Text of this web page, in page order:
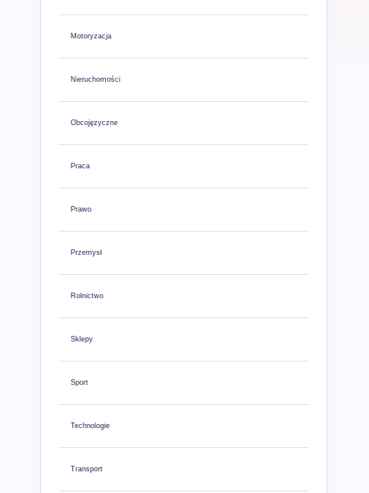
Motoryzacja
Nieruchomości
Obcojęzyczne
Praca
Prawo
Przemysł
Rolnictwo
Sklepy
Sport
Technologie
Transport